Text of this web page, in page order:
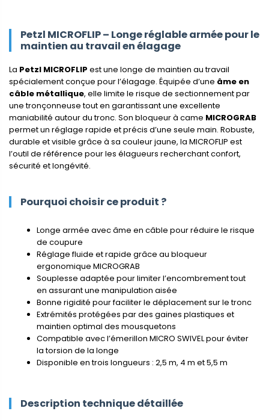
Petzl MICROFLIP – Longe réglable armée pour le
maintien au travail en élagage
La Petzl MICROFLIP est une longe de maintien au travail
spécialement conçue pour l’élagage. Équipée d’une âme en
câble métallique, elle limite le risque de sectionnement par
une tronçonneuse tout en garantissant une excellente
maniabilité autour du tronc. Son bloqueur à came MICROGRAB
permet un réglage rapide et précis d’une seule main. Robuste,
durable et visible grâce à sa couleur jaune, la MICROFLIP est
l’outil de référence pour les élagueurs recherchant confort,
sécurité et longévité.
Pourquoi choisir ce produit ?
Longe armée avec âme en câble pour réduire le risque
de coupure
Réglage fluide et rapide grâce au bloqueur
ergonomique MICROGRAB
Souplesse adaptée pour limiter l’encombrement tout
en assurant une manipulation aisée
Bonne rigidité pour faciliter le déplacement sur le tronc
Extrémités protégées par des gaines plastiques et
maintien optimal des mousquetons
Compatible avec l’émerillon MICRO SWIVEL pour éviter
la torsion de la longe
Disponible en trois longueurs : 2,5 m, 4 m et 5,5 m
Description technique détaillée